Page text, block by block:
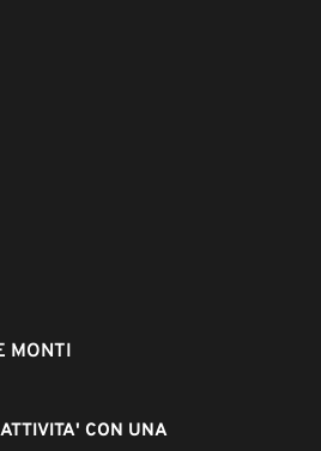
MONTI
CON UNA